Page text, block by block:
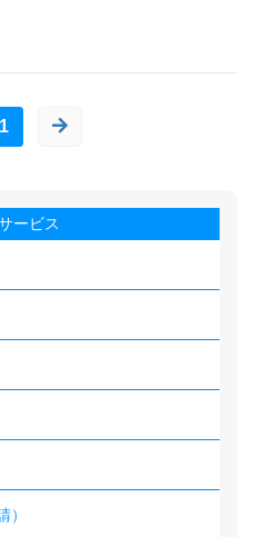
1
ービス
）